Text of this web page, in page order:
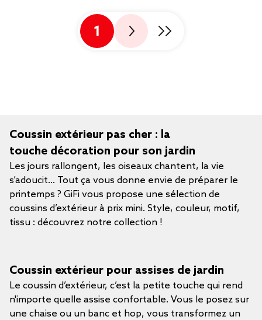
1
Coussin extérieur pas cher : la
touche décoration pour son jardin
Les jours rallongent, les oiseaux chantent, la vie
s’adoucit… Tout ça vous donne envie de préparer le
printemps ? GiFi vous propose une sélection de
coussins d’extérieur à prix mini. Style, couleur, motif,
tissu : découvrez notre collection !
Coussin extérieur pour assises de jardin
Le coussin d’extérieur, c’est la petite touche qui rend
n'importe quelle assise confortable. Vous le posez sur
une chaise ou un banc et hop, vous transformez un